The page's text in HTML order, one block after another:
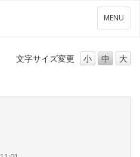
メ
ニ
ー
MENU
文字サイズ変更 小 中 大